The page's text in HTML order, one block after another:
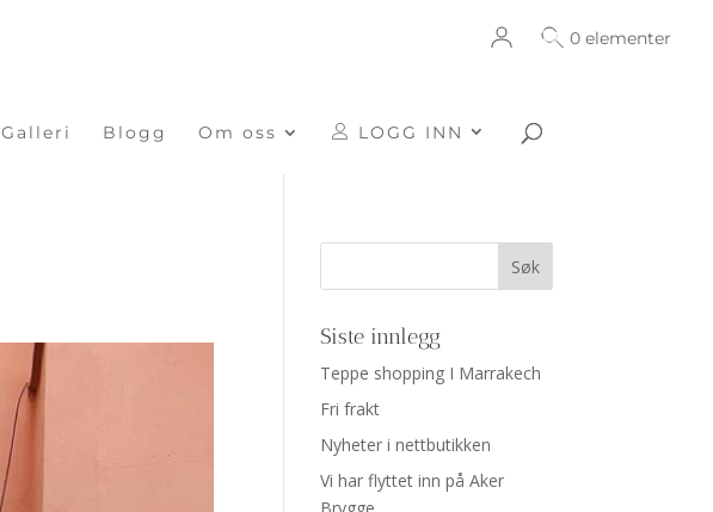
0 elementer
Galleri Blogg Om oss LOGG INN
Siste innlegg
Teppe shopping I Marrakech
Fri frakt
Nyheter i nettbutikken
Vi har flyttet inn på Aker